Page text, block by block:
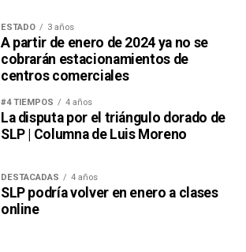
ESTADO 3 años
A partir de enero de 2024 ya no se
cobrarán estacionamientos de
centros comerciales
#4 TIEMPOS 4 años
La disputa por el triángulo dorado de
SLP | Columna de Luis Moreno
DESTACADAS 4 años
SLP podría volver en enero a clases
online